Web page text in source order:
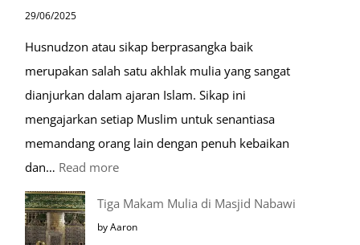
29/06/2025
Husnudzon atau sikap berprasangka baik
merupakan salah satu akhlak mulia yang sangat
dianjurkan dalam ajaran Islam. Sikap ini
mengajarkan setiap Muslim untuk senantiasa
memandang orang lain dengan penuh kebaikan
dan… Read more:
Tiga Makam Mulia di Masjid Nabawi
by Aaron